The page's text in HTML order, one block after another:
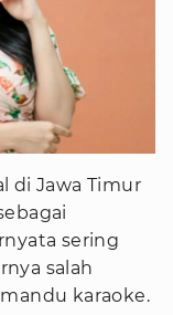
di Jawa Timur
sering
salah
karaoke.